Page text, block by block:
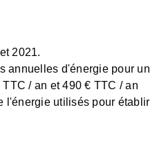
2021.
annuelles d'énergie pour un
TTC / an et 490 € TTC / an
l'énergie utilisés pour établir